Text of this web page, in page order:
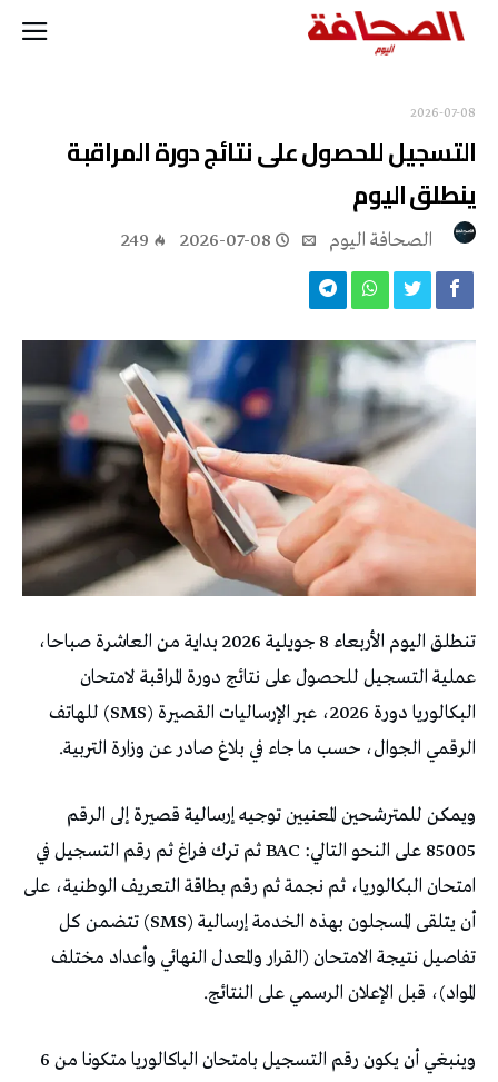
2026-07-08
التسجيل للحصول على نتائج دورة المراقبة
ينطلق اليوم
2026-07-08
249
تنطلق اليوم الأربعاء 8 جويلية 2026 بداية من العاشرة صباحا،
عملية التسجيل للحصول على نتائج دورة المراقبة لامتحان
البكالوريا دورة 2026، عبر الإرساليات القصيرة (SMS) للهاتف
الرقمي الجوال، حسب ما جاء في بلاغ صادر عن وزارة التربية.
ويمكن للمترشحين المعنيين توجيه إرسالية قصيرة إلى الرقم
85005 على النحو التالي: BAC ثم ترك فراغ ثم رقم التسجيل في
امتحان البكالوريا، ثم نجمة ثم رقم بطاقة التعريف الوطنية، على
أن يتلقى المسجلون بهذه الخدمة إرسالية (SMS) تتضمن كل
تفاصيل نتيجة الامتحان (القرار والمعدل النهائي وأعداد مختلف
المواد)، قبل الإعلان الرسمي على النتائج.
وينبغي أن يكون رقم التسجيل بامتحان الباكالوريا متكونا من 6